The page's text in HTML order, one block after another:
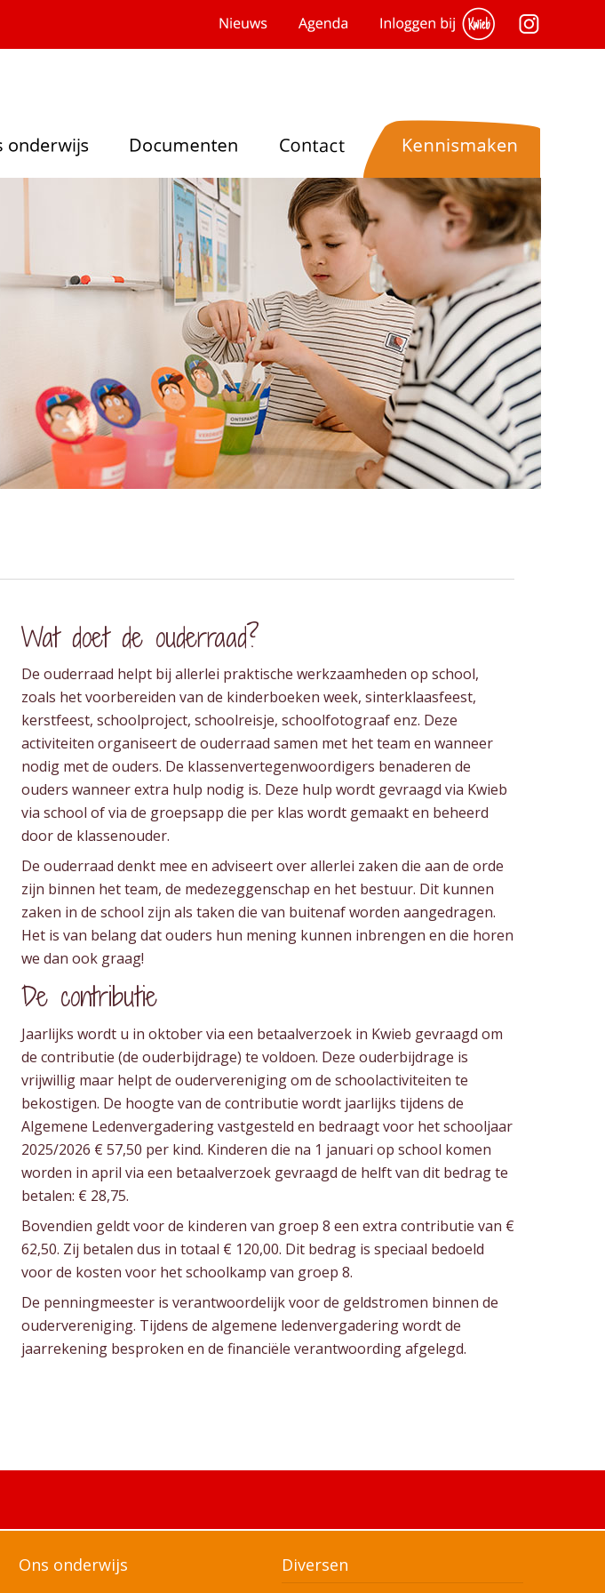
Wat doet de ouderraad?
De ouderraad helpt bij allerlei praktische werkzaamheden op school,
zoals het voorbereiden van de kinderboeken week, sinterklaasfeest,
kerstfeest, schoolproject, schoolreisje, schoolfotograaf enz. Deze
activiteiten organiseert de ouderraad samen met het team en wanneer
nodig met de ouders. De klassenvertegenwoordigers benaderen de
ouders wanneer extra hulp nodig is. Deze hulp wordt gevraagd via Kwieb
via school of via de groepsapp die per klas wordt gemaakt en beheerd
door de klassenouder.
De ouderraad denkt mee en adviseert over allerlei zaken die aan de orde
zijn binnen het team, de medezeggenschap en het bestuur. Dit kunnen
zaken in de school zijn als taken die van buitenaf worden aangedragen.
Het is van belang dat ouders hun mening kunnen inbrengen en die horen
we dan ook graag!
De contributie
Jaarlijks wordt u in oktober via een betaalverzoek in Kwieb gevraagd om
de contributie (de ouderbijdrage) te voldoen. Deze ouderbijdrage is
vrijwillig maar helpt de oudervereniging om de schoolactiviteiten te
bekostigen. De hoogte van de contributie wordt jaarlijks tijdens de
Algemene Ledenvergadering vastgesteld en bedraagt voor het schooljaar
2025/2026 € 57,50 per kind. Kinderen die na 1 januari op school komen
worden in april via een betaalverzoek gevraagd de helft van dit bedrag te
betalen: € 28,75.
Bovendien geldt voor de kinderen van groep 8 een extra contributie van €
62,50. Zij betalen dus in totaal € 120,00. Dit bedrag is speciaal bedoeld
voor de kosten voor het schoolkamp van groep 8.
De penningmeester is verantwoordelijk voor de geldstromen binnen de
oudervereniging. Tijdens de algemene ledenvergadering wordt de
jaarrekening besproken en de financiële verantwoording afgelegd.
Ons onderwijs Diversen